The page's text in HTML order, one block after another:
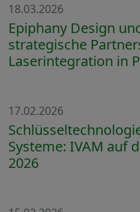
18.03.2026
Epiphany Design
strategische
Laserintegration in
17.02.2026
Systeme: IVAM auf
2026